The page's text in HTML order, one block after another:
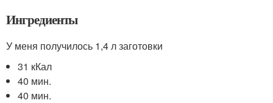
Ингредиенты
У меня получилось 1,4 л заготовки
31 кКал
40 мин.
40 мин.